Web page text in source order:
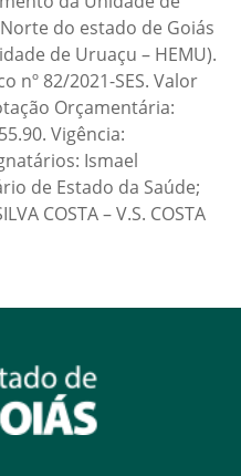
do estado de Goiás
de Uruaçu – HEMU).
nº 82/2021-SES. Valor
Orçamentária:
Vigência:
Ismael
de Estado da Saúde;
COSTA – V.S. COSTA